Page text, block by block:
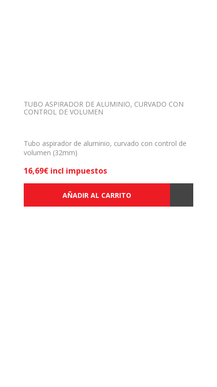
TUBO ASPIRADOR DE ALUMINIO, CURVADO CON
CONTROL DE VOLUMEN
Tubo aspirador de aluminio, curvado con control de
volumen (32mm)
16,69€ incl impuestos
AÑADIR AL CARRITO